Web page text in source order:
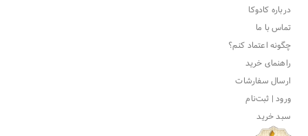
درباره کادوکا
تماس با ما
چگونه اعتماد کنم؟
راهنمای خرید
ارسال سفارشات
ورود | ثبت‌نام
سبد خرید